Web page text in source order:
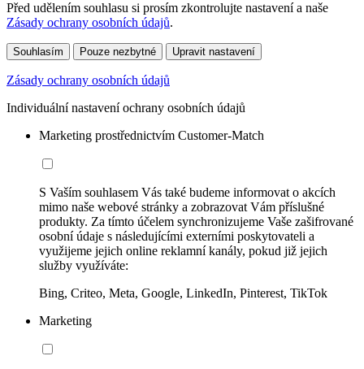
Před udělením souhlasu si prosím zkontrolujte nastavení a naše
Zásady ochrany osobních údajů.
Souhlasím Pouze nezbytné Upravit nastavení
Zásady ochrany osobních údajů
Individuální nastavení ochrany osobních údajů
Marketing prostřednictvím Customer-Match
S Vaším souhlasem Vás také budeme informovat o akcích
mimo naše webové stránky a zobrazovat Vám příslušné
produkty. Za tímto účelem synchronizujeme Vaše zašifrované
osobní údaje s následujícími externími poskytovateli a
využijeme jejich online reklamní kanály, pokud již jejich
služby využíváte:
Bing, Criteo, Meta, Google, LinkedIn, Pinterest, TikTok
Marketing